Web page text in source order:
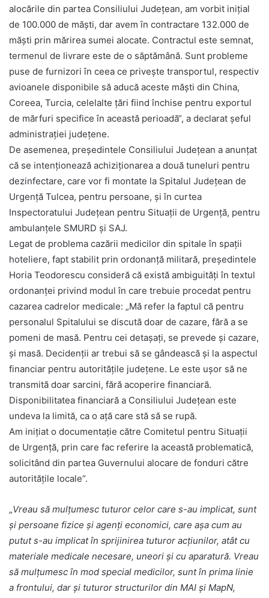
alocările din partea Consiliului Județean, am vorbit inițial
de 100.000 de măști, dar avem în contractare 132.000 de
măști prin mărirea sumei alocate. Contractul este semnat,
termenul de livrare este de o săptămână. Sunt probleme
puse de furnizori în ceea ce privește transportul, respectiv
avioanele disponibile să aducă aceste măști din China,
Coreea, Turcia, celelalte țări fiind închise pentru exportul
de mărfuri specifice în această perioadă“, a declarat șeful
administrației județene.
De asemenea, preşedintele Consiliului Judeţean a anunţat
că se intenționează achiziţionarea a două tuneluri pentru
dezinfectare, care vor fi montate la Spitalul Judeţean de
Urgenţă Tulcea, pentru persoane, și în curtea
Inspectoratului Judeţean pentru Situaţii de Urgenţă, pentru
ambulanțele SMURD şi SAJ.
Legat de problema cazării medicilor din spitale în spații
hoteliere, fapt stabilit prin ordonanță militară, președintele
Horia Teodorescu consideră că există ambiguități în textul
ordonanței privind modul în care trebuie procedat pentru
cazarea cadrelor medicale: „Mă refer la faptul că pentru
personalul Spitalului se discută doar de cazare, fără a se
pomeni de masă. Pentru cei detașați, se prevede și cazare,
și masă. Decidenții ar trebui să se gândească și la aspectul
financiar pentru autoritățile județene. Le este ușor să ne
transmită doar sarcini, fără acoperire financiară.
Disponibilitatea financiară a Consiliului Județean este
undeva la limită, ca o ață care stă să se rupă.
Am inițiat o documentație către Comitetul pentru Situații
de Urgență, prin care fac referire la această problematică,
solicitând din partea Guvernului alocare de fonduri către
autoritățile locale“.
„Vreau să mulțumesc tuturor celor care s-au implicat, sunt
și persoane fizice și agenți economici, care așa cum au
putut s-au implicat în sprijinirea tuturor acțiunilor, atât cu
materiale medicale necesare, uneori și cu aparatură. Vreau
să mulțumesc în mod special medicilor, sunt în prima linie
a frontului, dar și tuturor structurilor din MAI și MapN,